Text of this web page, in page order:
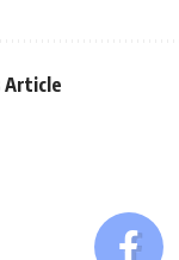
Article